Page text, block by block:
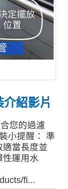
紹影片
您的過濾
小提醒： 準
當長度並
性運用水
fi...